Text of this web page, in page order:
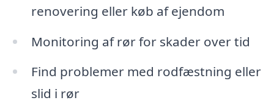
renovering eller køb af ejendom
Monitoring af rør for skader over tid
Find problemer med rodfæstning eller
slid i rør